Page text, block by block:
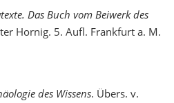
Das Buch vom Beiwerk des
Hornig. 5. Aufl. Frankfurt a. M.
des Wissens. Übers. v.